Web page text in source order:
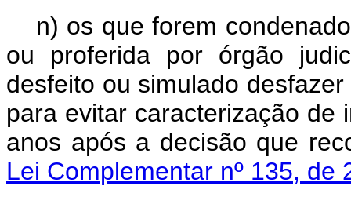
n) os que forem
ou proferida por órgão
desfeito ou simulado
para evitar caracterização de
anos após a decisão que
Lei Complementar nº 135, de